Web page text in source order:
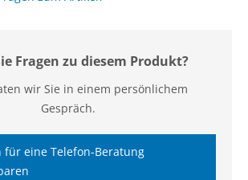
Fragen zu diesem Produkt?
wir Sie in einem persönlichem
Gespräch.
für eine Telefon-Beratung